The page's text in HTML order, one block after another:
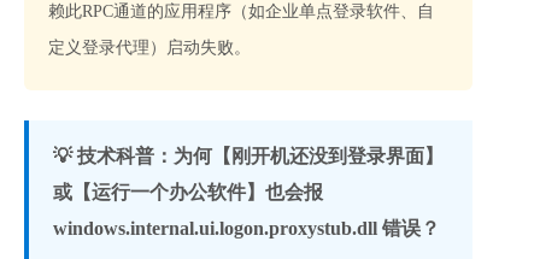
赖此RPC通道的应用程序（如企业单点登录软件、自
定义登录代理）启动失败。
💡 技术科普：为何【刚开机还没到登录界面】
或【运行一个办公软件】也会报
windows.internal.ui.logon.proxystub.dll 错误？